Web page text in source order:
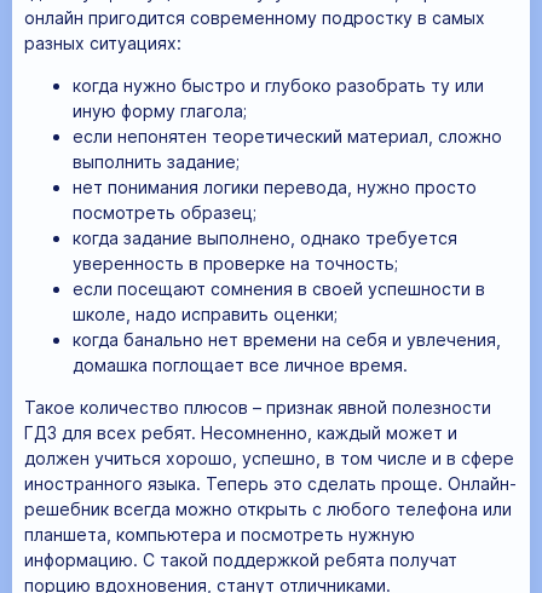
онлайн пригодится современному подростку в самых
разных ситуациях:
когда нужно быстро и глубоко разобрать ту или
иную форму глагола;
если непонятен теоретический материал, сложно
выполнить задание;
нет понимания логики перевода, нужно просто
посмотреть образец;
когда задание выполнено, однако требуется
уверенность в проверке на точность;
если посещают сомнения в своей успешности в
школе, надо исправить оценки;
когда банально нет времени на себя и увлечения,
домашка поглощает все личное время.
Такое количество плюсов – признак явной полезности
ГДЗ для всех ребят. Несомненно, каждый может и
должен учиться хорошо, успешно, в том числе и в сфере
иностранного языка. Теперь это сделать проще. Онлайн-
решебник всегда можно открыть с любого телефона или
планшета, компьютера и посмотреть нужную
информацию. С такой поддержкой ребята получат
порцию вдохновения, станут отличниками.